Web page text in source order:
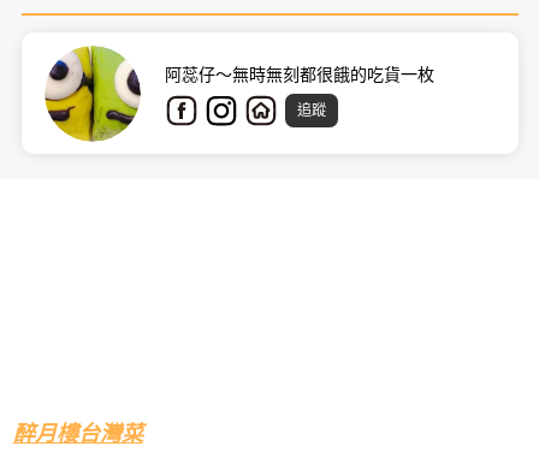
阿蕊仔～無時無刻都很餓的吃貨一枚
追蹤
醉月樓台灣菜